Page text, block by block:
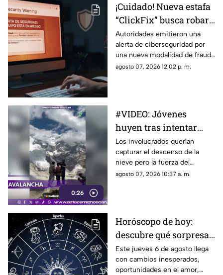
Niños Héroes.
¡Cuidado! Nueva estafa
“ClickFix” busca robar
información desde tu
computadora
Autoridades emitieron una
alerta de ciberseguridad por
una nueva modalidad de fraude
conocida como “ClickFix”, una
pueden comprometer sus
equipos y robar información
personal.
agosto 07, 2026 12:02 p. m.
0:26
#VIDEO: Jóvenes
huyen tras intentar
grabar una potente
avalancha
Los involucrados querían
capturar el descenso de la
nieve pero la fuerza del
fenómeno los obligó a correr.
agosto 07, 2026 10:37 a. m.
Horóscopo de hoy:
descubre qué sorpresa
le espera a tu signo este
jueves 6 de agosto
Este jueves 6 de agosto llega
con cambios inesperados,
oportunidades en el amor,